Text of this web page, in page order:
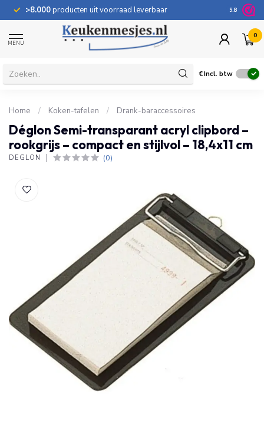
>8.000producten uit voorraad leverbaar 100
9.8
MENU
0
€Incl. btw
Home / Koken-tafelen / Drank-baraccessoires
Déglon Semi-transparant acryl clipbord –
rookgrijs – compact en stijlvol – 18,4x11 cm
DÉGLON (0)